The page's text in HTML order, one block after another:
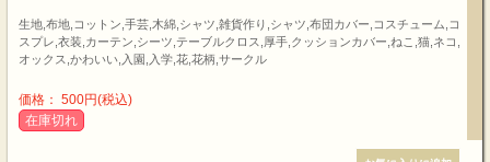
生地,布地,コットン,手芸,木綿,シャツ,雑貨作り,シャツ,布団カバー,コスチューム,コ
スプレ,衣装,カーテン,シーツ,テーブルクロス,厚手,クッションカバー,ねこ,猫,ネコ,
オックス,かわいい,入園,入学,花,花柄,サークル
価格： 500円(税込)
在庫切れ